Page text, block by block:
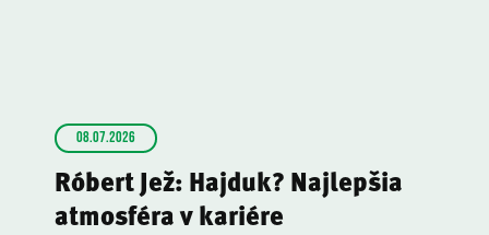
08.07.2026
Róbert Jež: Hajduk? Najlepšia
atmosféra v kariére